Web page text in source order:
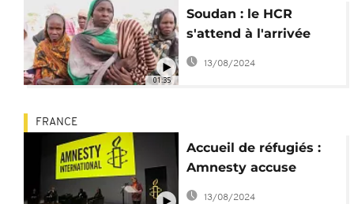
01:35
Soudan : le HCR
s'attend à l'arrivée
massive de réfugiés
dans les pays voisins
13/08/2024
FRANCE
Accueil de réfugiés :
Amnesty accuse
l'Occident
13/08/2024